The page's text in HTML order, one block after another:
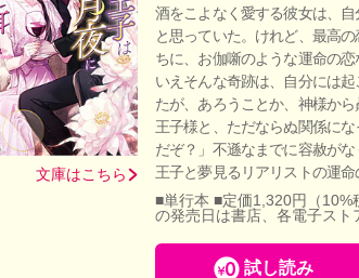
文庫はこちら
酒をこよなく愛する彼女は、
と思っていた。けれど、最高
ちに、お伽噺のような運命の
いえそんな奇跡は、自分には
たが、あろうことか、神様か
王子様と、ただならぬ関係に
だぞ？」不遜なまでに容赦が
王子と夢見るリアリストの運命
■単行本 ■定価1,320円（
の発売日は書店、各電子スト
試し読み